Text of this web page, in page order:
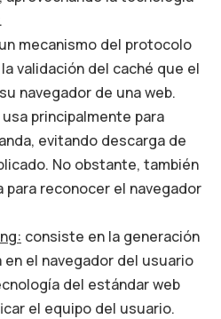
mecanismo del protocolo
validación del caché que el
navegador de una web.
principalmente para
evitando descarga de
No obstante, también
reconocer el navegador
consiste en la generación
en el navegador del usuario
del estándar web
el equipo del usuario.